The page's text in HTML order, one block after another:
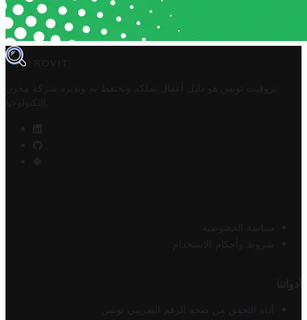
TROVIT
تروفيت تونس هو دليل أعمال تملكه وتحتفظ به وتديره
شركة مخزن
التكنولوجيا
سياسة الخصوصية
شروط وأحكام الاستخدام
أدواتنا
أداة التحقق من صحة الرقم الضريبي تونس